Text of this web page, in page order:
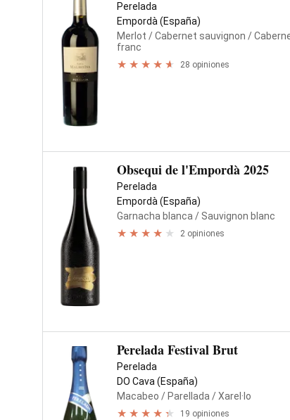
Perelada
Empordà (España)
Merlot / Cabernet sauvignon /
franc
28 opiniones
Obsequi de l'Empordà 2025
Perelada
Empordà (España)
Garnacha blanca / Sauvignon blanc
2 opiniones
Perelada Festival Brut
Perelada
DO Cava (España)
Macabeo / Parellada / Xarel·lo
19 opiniones